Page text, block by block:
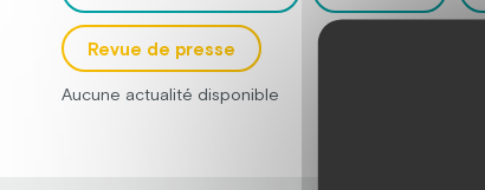
Revue de presse
Aucune actualité disponible